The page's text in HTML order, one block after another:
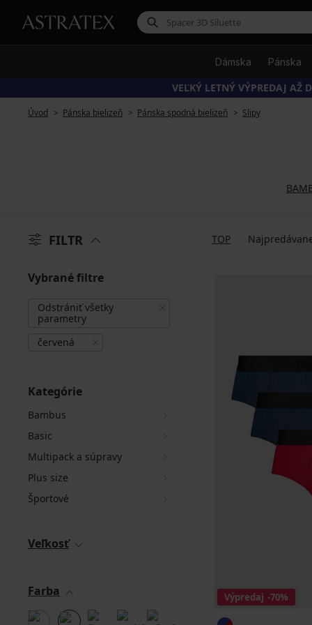
Dámska Pánska
VEĽKÝ LETNÝ VÝPREDAJ AŽ
Úvod Pánska bielizeň Pánska spodná bielizeň Slipy
FILTR TOP
Vybrané filtre
Odstrániť všetky
parametry
červená
Kategórie
Bambus
Basic
Multipack a súpravy
Plus size
Športové
Veľkosť
Farba Výpredaj -70%